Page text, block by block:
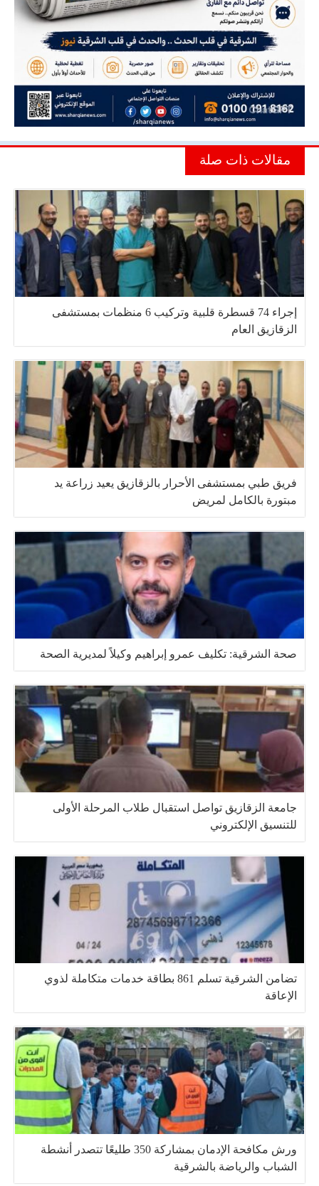
مقالات ذات صلة
إجراء 74 قسطرة قلبية وتركيب 6 منظمات بمستشفى
الزقازيق العام
فريق طبي بمستشفى الأحرار بالزقازيق يعيد زراعة يد
مبتورة بالكامل لمريض
صحة الشرقية: تكليف عمرو إبراهيم وكيلاً لمديرية الصحة
جامعة الزقازيق تواصل استقبال طلاب المرحلة الأولى
للتنسيق الإلكتروني
تضامن الشرقية تسلم 861 بطاقة خدمات متكاملة لذوي
الإعاقة
ورش مكافحة الإدمان بمشاركة 350 طليعًا تتصدر أنشطة
الشباب والرياضة بالشرقية